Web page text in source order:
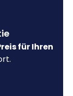
für Ihren